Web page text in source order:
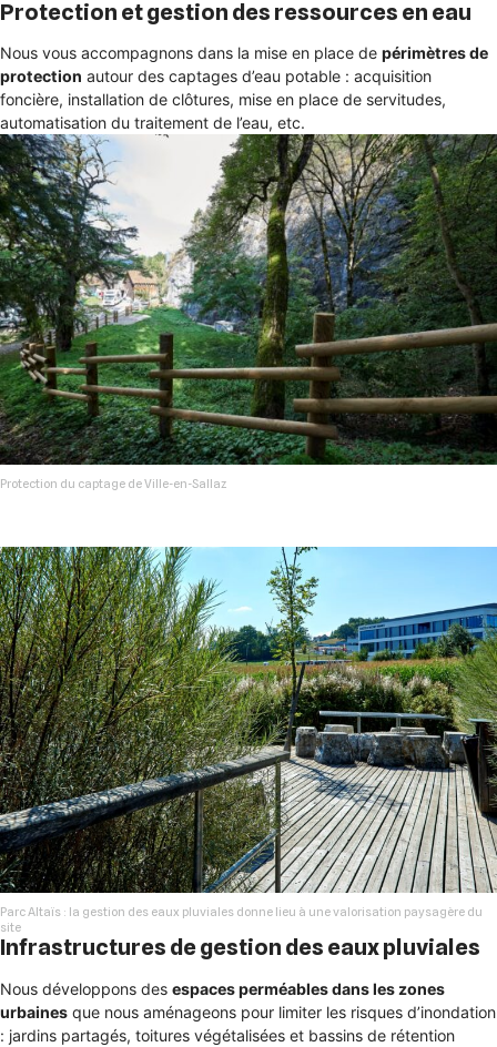
Protection et gestion des ressources en eau
Nous vous accompagnons dans la mise en place de périmètres de
protection autour des captages d’eau potable : acquisition
foncière, installation de clôtures, mise en place de servitudes,
automatisation du traitement de l’eau, etc.
Protection du captage de Ville-en-Sallaz
Parc Altaïs : la gestion des eaux pluviales donne lieu à une valorisation paysagère du
site
Infrastructures de gestion des eaux pluviales
Nous développons des espaces perméables dans les zones
urbaines que nous aménageons pour limiter les risques d’inondation
: jardins partagés, toitures végétalisées et bassins de rétention